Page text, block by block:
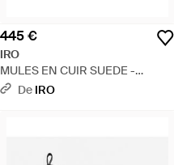
445 €
IRO
MULES EN CUIR SUEDE -
Multicolore
De IRO